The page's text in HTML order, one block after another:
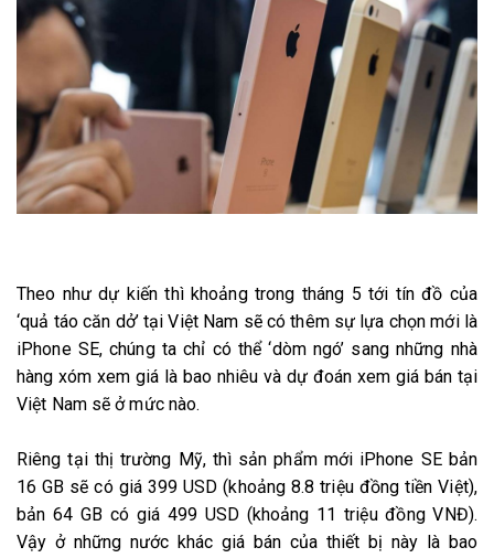
Theo như dự kiến thì khoảng trong tháng 5 tới tín đồ của
‘quả táo căn dở’ tại Việt Nam sẽ có thêm sự lựa chọn mới là
iPhone SE, chúng ta chỉ có thể ‘dòm ngó’ sang những nhà
hàng xóm xem giá là bao nhiêu và dự đoán xem giá bán tại
Việt Nam sẽ ở mức nào.
Riêng tại thị trường Mỹ, thì sản phẩm mới iPhone SE bản
16 GB sẽ có giá 399 USD (khoảng 8.8 triệu đồng tiền Việt),
bản 64 GB có giá 499 USD (khoảng 11 triệu đồng VNĐ).
Vậy ở những nước khác giá bán của thiết bị này là bao